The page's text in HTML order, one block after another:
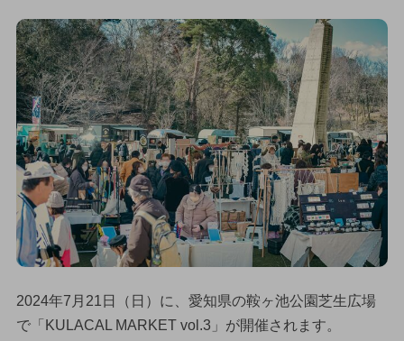
2024年7月21日（日）に、愛知県の鞍ヶ池公園芝生広場
で「KULACAL MARKET vol.3」が開催されます。